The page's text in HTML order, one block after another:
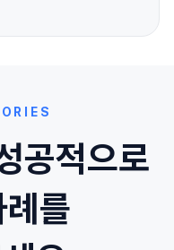
공적으로
를